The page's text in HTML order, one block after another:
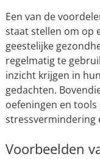
Een van de
staat stellen om op
geestelijke
regelmatig te
inzicht krijgen in
gedachten.
oefeningen en
stressvermindering
Voorbeelden